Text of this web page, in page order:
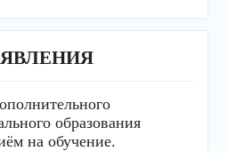
образования
на обучение.